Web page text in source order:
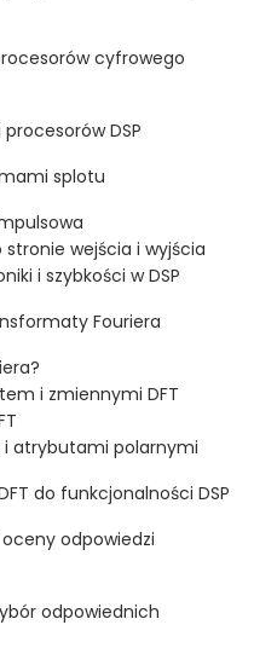
cyfrowego
DSP
splotu
wejścia i wyjścia
i szybkości w DSP
Fouriera
i zmiennymi DFT
i atrybutami polarnymi
do funkcjonalności DSP
odpowiedzi
odpowiednich